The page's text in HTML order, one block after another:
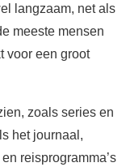
langzaam, net als
meeste mensen
voor een groot
zoals series en
het journaal,
reisprogramma’s